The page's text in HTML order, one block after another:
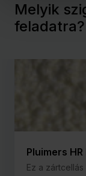
Melyik
feladatra?
Pluimers
Ez a